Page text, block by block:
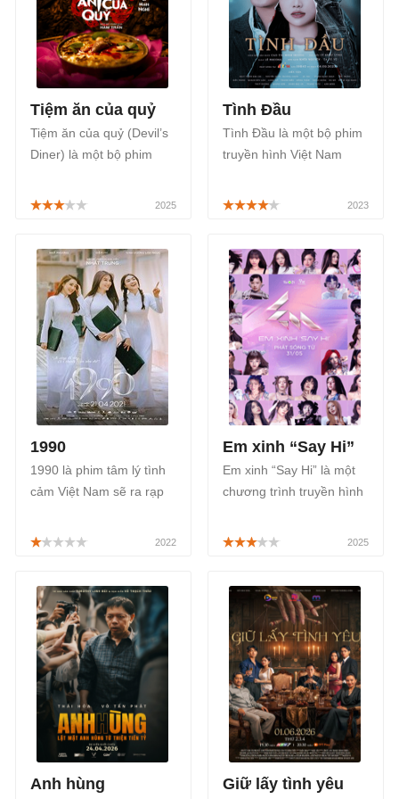
Thủy, nhà ngoại giao Lại
Ngọc Đoàn và mỗi tập sẽ
có những khách mời khác
nhau.
trên HTV7, FPT Play bắt
đầu từ ngày 03/08/2026.
Tiệm ăn của quỷ
Tiệm ăn của quỷ (Devil’s
Diner) là một bộ phim
kinh dị bao gồm 6 tập,
từ ngày 26/01/2025.
Tình Đầu
Tình Đầu là một bộ phim
truyền hình Việt Nam
cảm, sẽ mang đến một
19h45 hằng ngày, trên
kênh truyền hình
SCTV14, bắt đầu từ ngày
04/09/2023.
1990
1990 là phim tâm lý tình
cảm Việt Nam sẽ ra rạp
diễn Nhất Trung. Phim
đám của điện ảnh Việt
Nam là: Diễm My - Ninh
Dương Lan Ngọc và Nhã
Phương.
Em xinh “Say Hi”
Em xinh “Say Hi” là một
chương trình truyền hình
riêng cho 30 nữ nghệ sĩ
ứng dụng VieON bắt đầu
từ ngày 31/05/2025.
Anh hùng Giữ lấy tình yêu